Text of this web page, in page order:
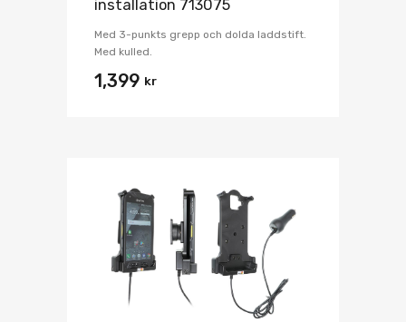
installation 713075
Med 3-punkts grepp och dolda laddstift.
Med kulled.
1,399 kr